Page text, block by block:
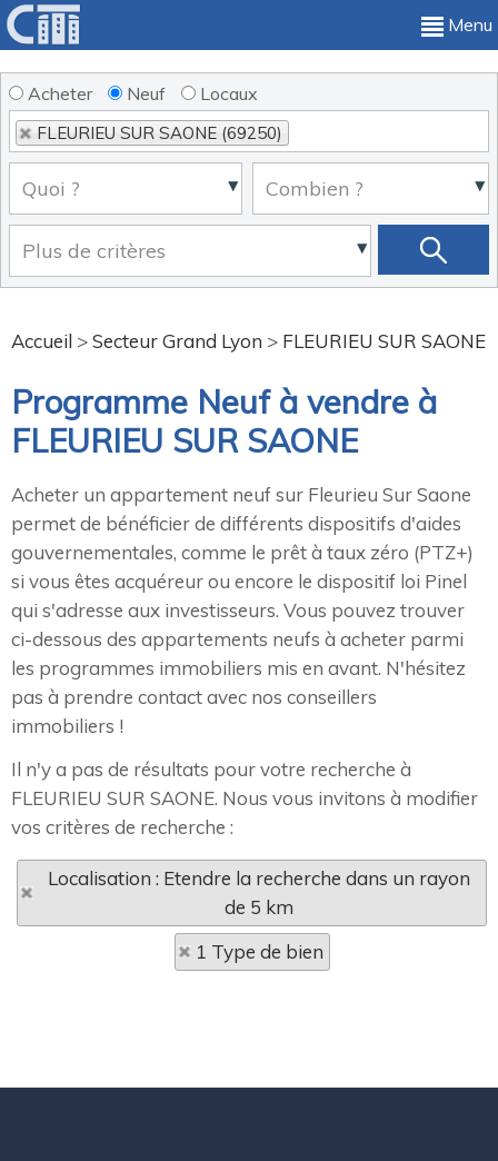
Menu
Acheter Neuf Locaux
FLEURIEU SUR SAONE (69250)
Accueil >Secteur Grand Lyon > FLEURIEU SUR SAONE
Programme Neuf à vendre à
FLEURIEU SUR SAONE
Acheter un appartement neuf sur Fleurieu Sur Saone
permet de bénéficier de différents dispositifs d'aides
gouvernementales, comme le prêt à taux zéro (PTZ+)
si vous êtes acquéreur ou encore le dispositif loi Pinel
qui s'adresse aux investisseurs. Vous pouvez trouver
ci-dessous des appartements neufs à acheter parmi
les programmes immobiliers mis en avant. N'hésitez
pas à prendre contact avec nos conseillers
immobiliers !
Il n'y a pas de résultats pour votre recherche à
FLEURIEU SUR SAONE. Nous vous invitons à modifier
vos critères de recherche :
Localisation : Etendre la recherche dans un rayon
de 5 km
1 Type de bien